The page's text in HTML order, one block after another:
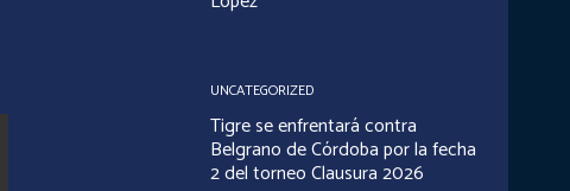
UNCATEGORIZED
Tigre se enfrentará contra
Belgrano de Córdoba por la fecha
2 del torneo Clausura 2026